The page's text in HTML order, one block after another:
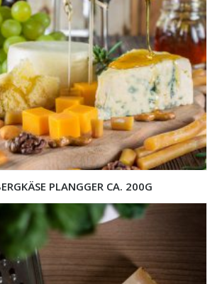
PLANGGER CA. 200G